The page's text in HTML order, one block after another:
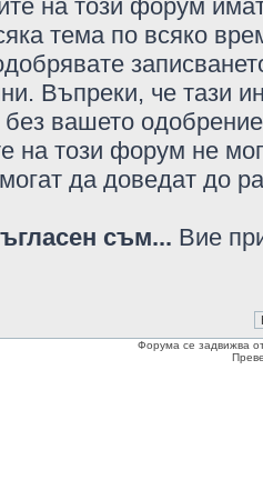
на този форум
тема по всяко
Въпреки, че тази
без вашето
на този форум не
да доведат до
съм... Вие
Форума се задвижва